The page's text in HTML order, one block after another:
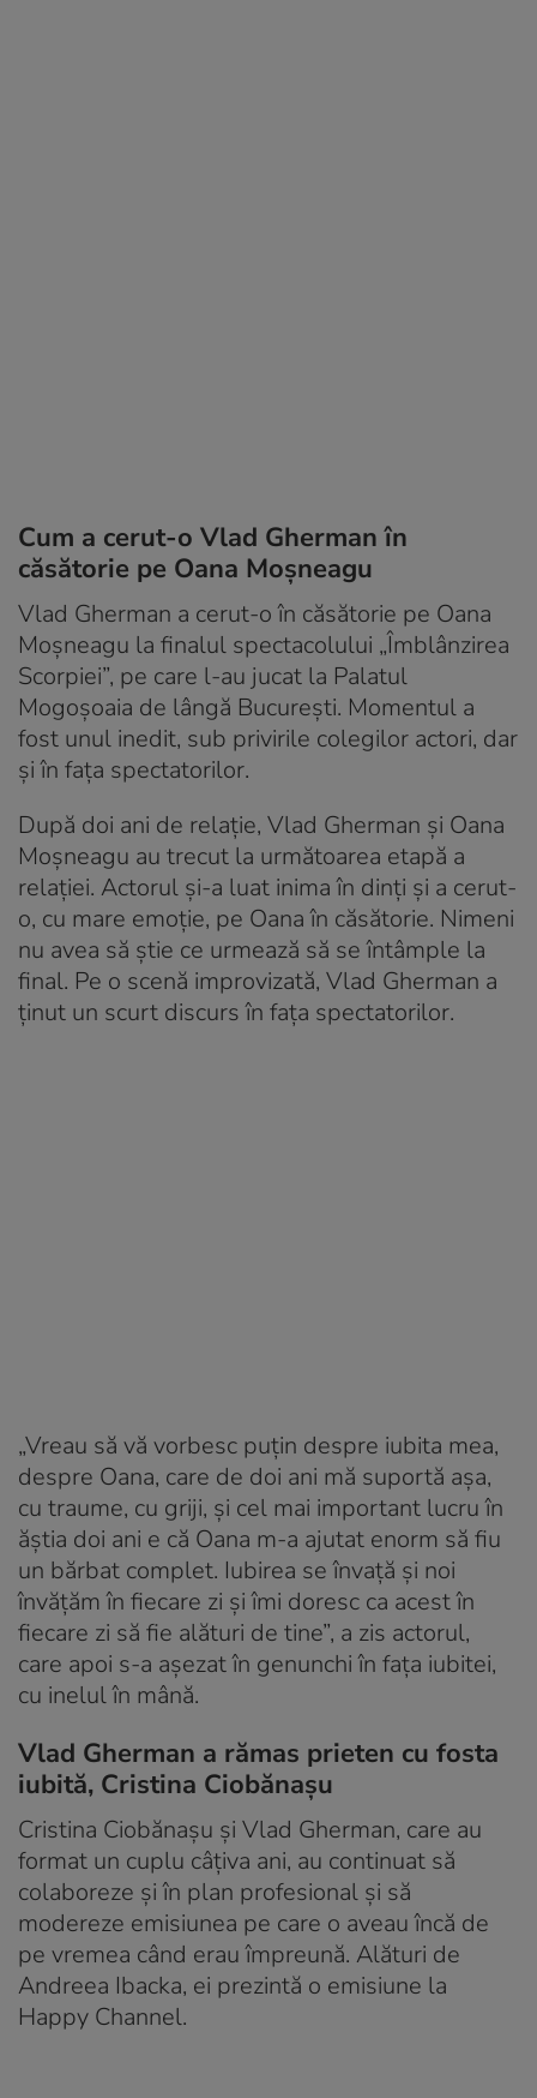
Cum a cerut-o Vlad Gherman în
căsătorie pe Oana Moșneagu
Vlad Gherman a cerut-o în căsătorie pe Oana
Moșneagu la finalul spectacolului „Îmblânzirea
Scorpiei”, pe care l-au jucat la Palatul
Mogoșoaia de lângă București. Momentul a
fost unul inedit, sub privirile colegilor actori, dar
și în fața spectatorilor.
După doi ani de relație, Vlad Gherman și Oana
Moșneagu au trecut la următoarea etapă a
relației. Actorul și-a luat inima în dinți și a cerut-
o, cu mare emoție, pe Oana în căsătorie. Nimeni
nu avea să știe ce urmează să se întâmple la
final. Pe o scenă improvizată, Vlad Gherman a
ținut un scurt discurs în fața spectatorilor.
„Vreau să vă vorbesc puțin despre iubita mea,
despre Oana, care de doi ani mă suportă așa,
cu traume, cu griji, și cel mai important lucru în
ăștia doi ani e că Oana m-a ajutat enorm să fiu
un bărbat complet. Iubirea se învață și noi
învățăm în fiecare zi și îmi doresc ca acest în
fiecare zi să fie alături de tine”, a zis actorul,
care apoi s-a așezat în genunchi în fața iubitei,
cu inelul în mână.
Vlad Gherman a rămas prieten cu fosta
iubită, Cristina Ciobănașu
Cristina Ciobănașu și Vlad Gherman, care au
format un cuplu câțiva ani, au continuat să
colaboreze și în plan profesional și să
modereze emisiunea pe care o aveau încă de
pe vremea când erau împreună. Alături de
Andreea Ibacka, ei prezintă o emisiune la
Happy Channel.